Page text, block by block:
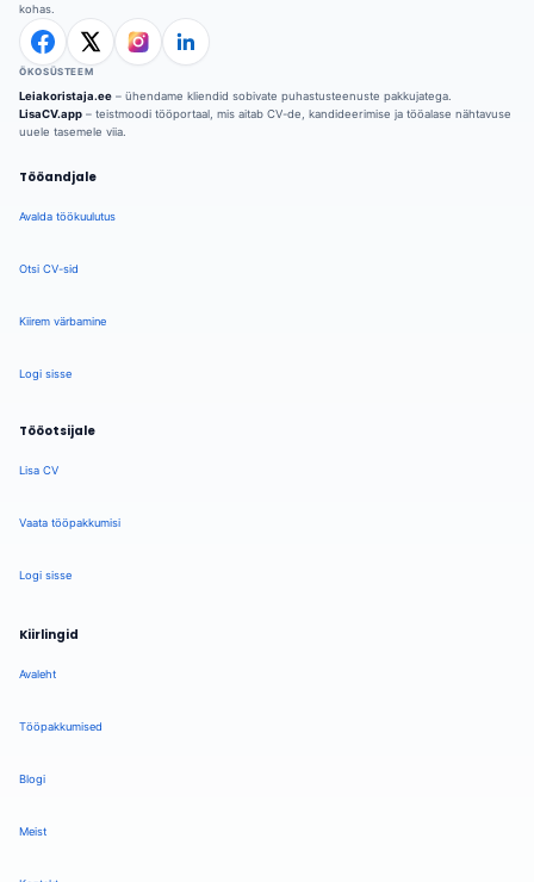
kohas.
ÖKOSÜSTEEM
Leiakoristaja.ee – ühendame kliendid sobivate puhastusteenuste pakkujatega.
LisaCV.app – teistmoodi tööportaal, mis aitab CV-de, kandideerimise ja tööalase nähtavuse
uuele tasemele viia.
Tööandjale
Avalda töökuulutus
Otsi CV-sid
Kiirem värbamine
Logi sisse
Tööotsijale
Lisa CV
Vaata tööpakkumisi
Logi sisse
Kiirlingid
Avaleht
Tööpakkumised
Blogi
Meist